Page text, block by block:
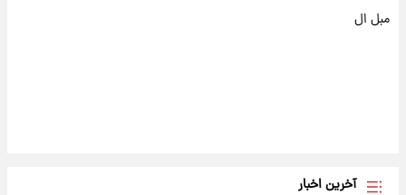
مبل ال
آخرین اخبار